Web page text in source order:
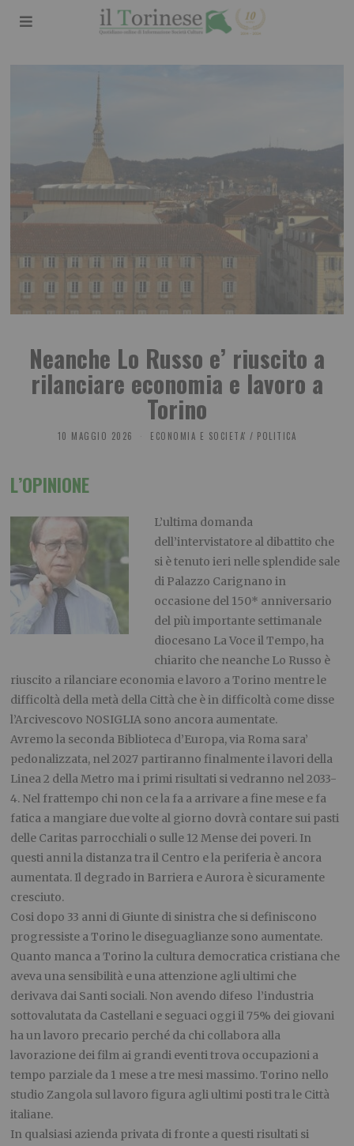
Neanche Lo Russo e’ riuscito a
rilanciare economia e lavoro a
Torino
10 MAGGIO 2026 ECONOMIA E SOCIETA' / POLITICA
L’OPINIONE
L’ultima domanda
dell’intervistatore al dibattito che
si è tenuto ieri nelle splendide sale
di Palazzo Carignano in
occasione del 150* anniversario
del più importante settimanale
diocesano La Voce il Tempo, ha
chiarito che neanche Lo Russo è
riuscito a rilanciare economia e lavoro a Torino mentre le
difficoltà della metà della Città che è in difficoltà come disse
l’Arcivescovo NOSIGLIA sono ancora aumentate.
Avremo la seconda Biblioteca d’Europa, via Roma sara’
pedonalizzata, nel 2027 partiranno finalmente i lavori della
Linea 2 della Metro ma i primi risultati si vedranno nel 2033-
4. Nel frattempo chi non ce la fa a arrivare a fine mese e fa
fatica a mangiare due volte al giorno dovrà contare sui pasti
delle Caritas parrocchiali o sulle 12 Mense dei poveri. In
questi anni la distanza tra il Centro e la periferia è ancora
aumentata. Il degrado in Barriera e Aurora è sicuramente
cresciuto.
Cosi dopo 33 anni di Giunte di sinistra che si definiscono
progressiste a Torino le diseguaglianze sono aumentate.
Quanto manca a Torino la cultura democratica cristiana che
aveva una sensibilità e una attenzione agli ultimi che
derivava dai Santi sociali. Non avendo difeso l’industria
sottovalutata da Castellani e seguaci oggi il 75% dei giovani
ha un lavoro precario perché da chi collabora alla
lavorazione dei film ai grandi eventi trova occupazioni a
tempo parziale da 1 mese a tre mesi massimo. Torino nello
studio Zangola sul lavoro figura agli ultimi posti tra le Città
italiane.
In qualsiasi azienda privata di fronte a questi risultati si